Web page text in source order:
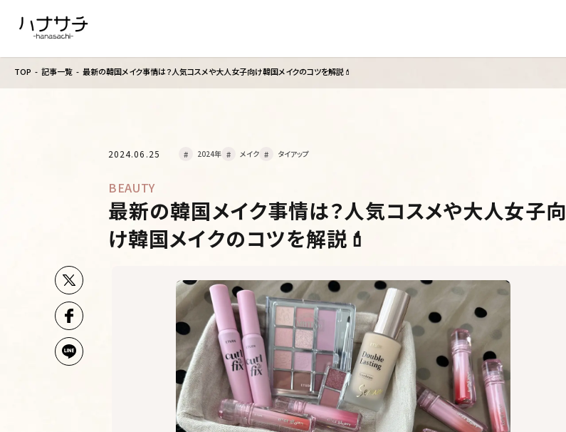
TOP 記事一覧 最新の韓国メイク事情は？人気コスメや大人女子向け韓国メイクのコツを解説💄
2024.06.25 2024年 メイク タイアップ
BEAUTY
最新の韓国メイク事情は？人気コスメや大人女子向
け韓国メイクのコツを解説💄